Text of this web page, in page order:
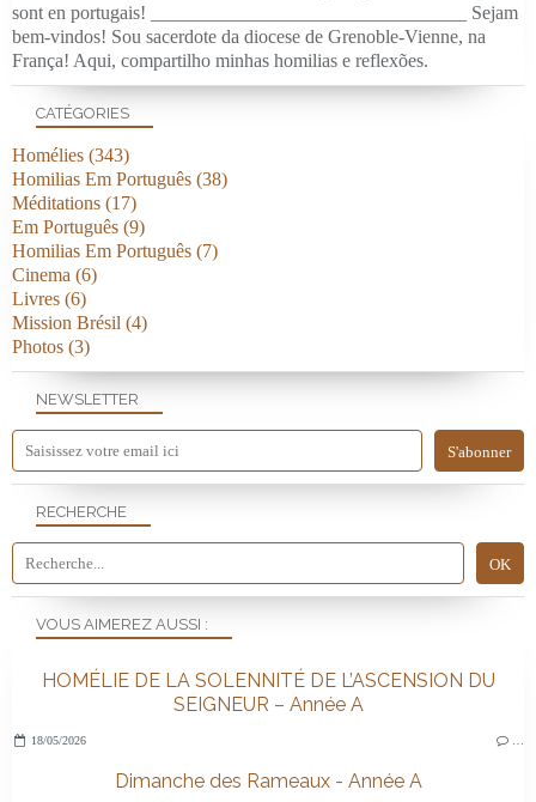
NEWSLETTER
RECHERCHE
sont en portugais! _________________________________ Sejam
bem-vindos! Sou sacerdote da diocese de Grenoble-Vienne, na
França! Aqui, compartilho minhas homilias e reflexões.
VOUS AIMEREZ AUSSI :
HOMÉLIE DE LA SOLENNITÉ DE L’ASCENSION DU
SEIGNEUR – Année A
18/05/2026
Dimanche des Rameaux - Année A
CATÉGORIES
Homélies (343)
Homilias Em Português (38)
Méditations (17)
Em Português (9)
Homilias Em Português (7)
Cinema (6)
Livres (6)
Mission Brésil (4)
Photos (3)